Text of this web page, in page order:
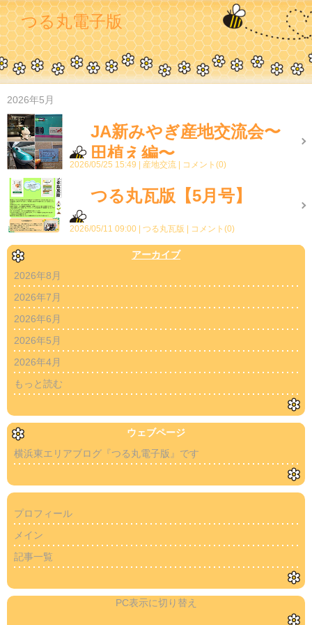
つる丸電子版
2026年5月
JA新みやぎ産地交流会〜
田植え編〜
2026/05/25 15:49 産地交流 コメント(0)
つる丸瓦版【5月号】
2026/05/11 09:00 つる丸瓦版 コメント(0)
アーカイブ
2026年8月
2026年7月
2026年6月
2026年5月
2026年4月
もっと読む
ウェブページ
横浜東エリアブログ『つる丸電子版』です
プロフィール
メイン
記事一覧
PC表示に切り替え